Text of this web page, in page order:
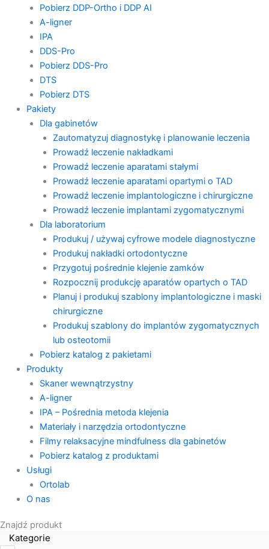
Pobierz DDP-Ortho i DDP AI
A-ligner
IPA
DDS-Pro
Pobierz DDS-Pro
DTS
Pobierz DTS
Pakiety
Dla gabinetów
Zautomatyzuj diagnostykę i planowanie leczenia
Prowadź leczenie nakładkami
Prowadź leczenie aparatami stałymi
Prowadź leczenie aparatami opartymi o TAD
Prowadź leczenie implantologiczne i chirurgiczne
Prowadź leczenie implantami zygomatycznymi
Dla laboratorium
Produkuj / używaj cyfrowe modele diagnostyczne
Produkuj nakładki ortodontyczne
Przygotuj pośrednie klejenie zamków
Rozpocznij produkcję aparatów opartych o TAD
Planuj i produkuj szablony implantologiczne i maski
chirurgiczne
Produkuj szablony do implantów zygomatycznych
lub osteotomii
Pobierz katalog z pakietami
Produkty
Skaner wewnątrzystny
A-ligner
IPA – Pośrednia metoda klejenia
Materiały i narzędzia ortodontyczne
Filmy relaksacyjne mindfulness dla gabinetów
Pobierz katalog z produktami
Usługi
Ortolab
O nas
Znajdź produkt
Kategorie